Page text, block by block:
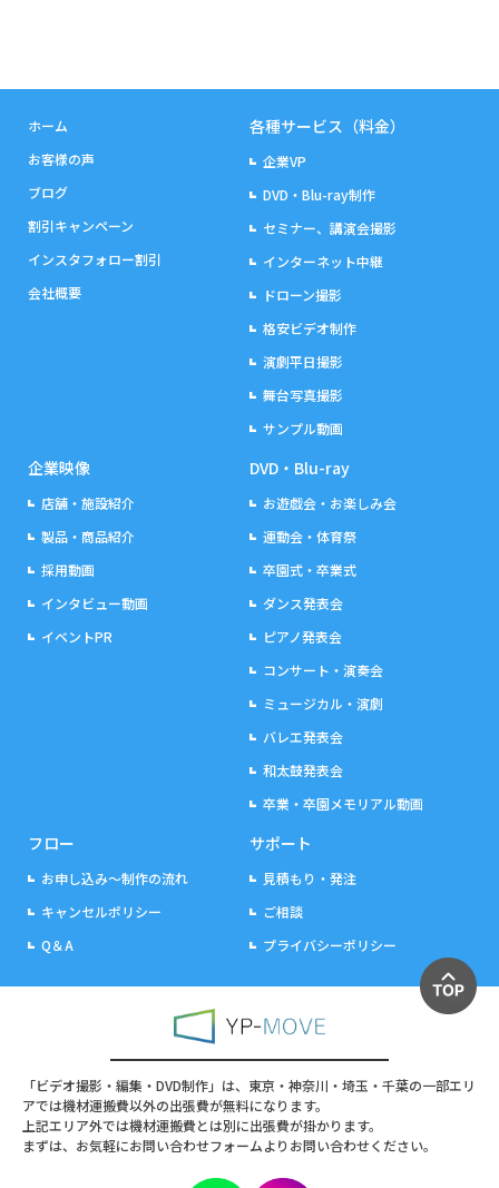
ホーム
お客様の声
ブログ
割引キャンペーン
インスタフォロー割引
会社概要
各種サービス（料金）
企業VP
DVD・Blu-ray制作
セミナー、講演会撮影
インターネット中継
ドローン撮影
格安ビデオ制作
演劇平日撮影
舞台写真撮影
サンプル動画
企業映像
店舗・施設紹介
製品・商品紹介
採用動画
インタビュー動画
イベントPR
DVD・Blu-ray
お遊戯会・お楽しみ会
運動会・体育祭
卒園式・卒業式
ダンス発表会
ピアノ発表会
コンサート・演奏会
ミュージカル・演劇
バレエ発表会
和太鼓発表会
卒業・卒園メモリアル動画
フロー
お申し込み～制作の流れ
キャンセルポリシー
Q＆A
サポート
見積もり・発注
ご相談
プライバシーポリシー
「ビデオ撮影・編集・DVD制作」は、東京・神奈川・埼玉・千葉の一部エリ
アでは機材運搬費以外の出張費が無料になります。
上記エリア外では機材運搬費とは別に出張費が掛かります。
まずは、お気軽にお問い合わせフォームよりお問い合わせください。